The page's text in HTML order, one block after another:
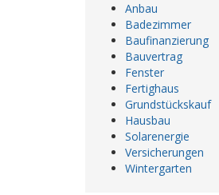
Anbau
Badezimmer
Baufinanzierung
Bauvertrag
Fenster
Fertighaus
Grundstückskauf
Hausbau
Solarenergie
Versicherungen
Wintergarten